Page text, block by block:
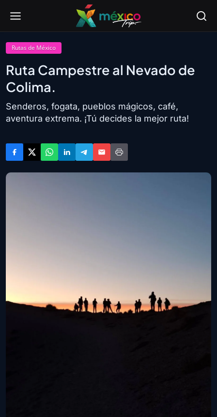
Rutas de México
Ruta Campestre al Nevado de
Colima.
Senderos, fogata, pueblos mágicos, café,
aventura extrema. ¡Tú decides la mejor ruta!